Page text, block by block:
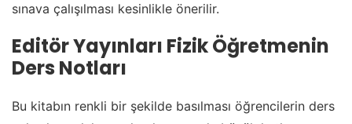
sınava çalışılması kesinlikle önerilir.
Editör Yayınları Fizik Öğretmenin
Ders Notları
Bu kitabın renkli bir şekilde basılması öğrencilerin ders